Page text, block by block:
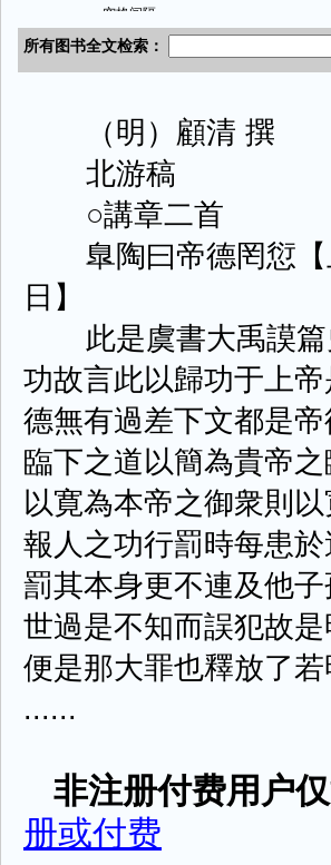
（明）顧清 撰
北游稿
○講章二首
臯陶曰帝德罔愆【
日】
此是虞書大禹謨篇
功故言此以歸功于上
德無有過差下文都是
臨下之道以簡為貴帝
以寛為本帝之御衆則
報人之功行罰時每患
罰其本身更不連及他
世過是不知而誤犯故
便是那大罪也釋放了
......
非注册付费用户
册或付费